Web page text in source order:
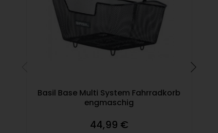
Basil Base Multi System Fahrradkorb
engmaschig
44,99 €